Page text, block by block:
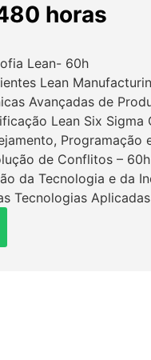
horas
Lean- 60h
Lean
Avançadas de
Lean Six Sigma
de Conflitos – 60h
da Tecnologia e da
Tecnologias